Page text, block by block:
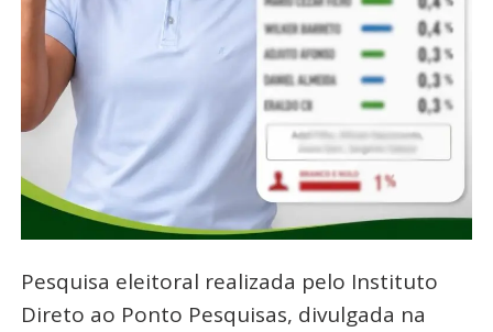
Pesquisa eleitoral realizada pelo Instituto
Direto ao Ponto Pesquisas, divulgada na